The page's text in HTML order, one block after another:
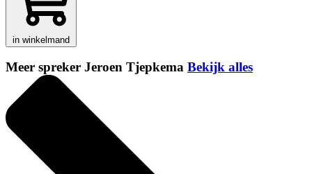
in winkelmand
Meer spreker Jeroen Tjepkema Bekijk alles